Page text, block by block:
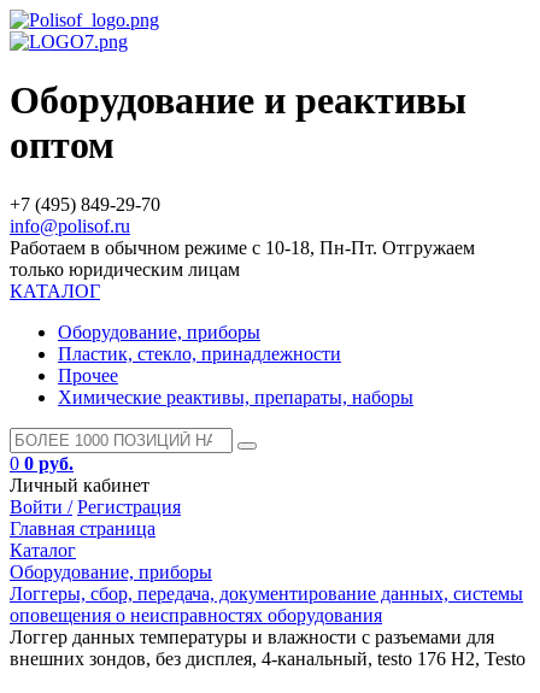
Оборудование и реактивы
оптом
+7 (495) 849-29-70
info@polisof.ru
Работаем в обычном режиме с 10-18, Пн-Пт. Отгружаем
только юридическим лицам
КАТАЛОГ
Оборудование, приборы
Пластик, стекло, принадлежности
Прочее
Химические реактивы, препараты, наборы
0 0 руб.
Личный кабинет
Войти / Регистрация
Главная страница
Каталог
Оборудование, приборы
Логгеры, сбор, передача, документирование данных, системы
оповещения о неисправностях оборудования
Логгер данных температуры и влажности с разъемами для
внешних зондов, без дисплея, 4-канальный, testo 176 H2, Testo